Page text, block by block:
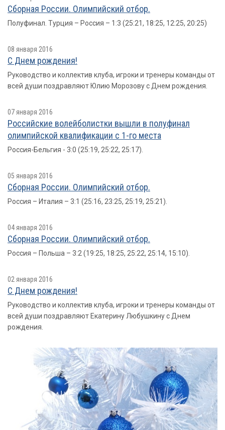
Сборная России. Олимпийский отбор.
Полуфинал. Турция – Россия – 1:3 (25:21, 18:25, 12:25, 20:25)
08 января 2016
С Днем рождения!
Руководство и коллектив клуба, игроки и тренеры команды от
всей души поздравляют Юлию Морозову с Днем рождения.
07 января 2016
Российские волейболистки вышли в полуфинал
олимпийской квалификации с 1-го места
Россия-Бельгия - 3:0 (25:19, 25:22, 25:17).
05 января 2016
Сборная России. Олимпийский отбор.
Россия – Италия – 3:1 (25:16, 23:25, 25:19, 25:21).
04 января 2016
Сборная России. Олимпийский отбор.
Россия – Польша – 3:2 (19:25, 18:25, 25:22, 25:14, 15:10).
02 января 2016
С Днем рождения!
Руководство и коллектив клуба, игроки и тренеры команды от
всей души поздравляют Екатерину Любушкину с Днем
рождения.